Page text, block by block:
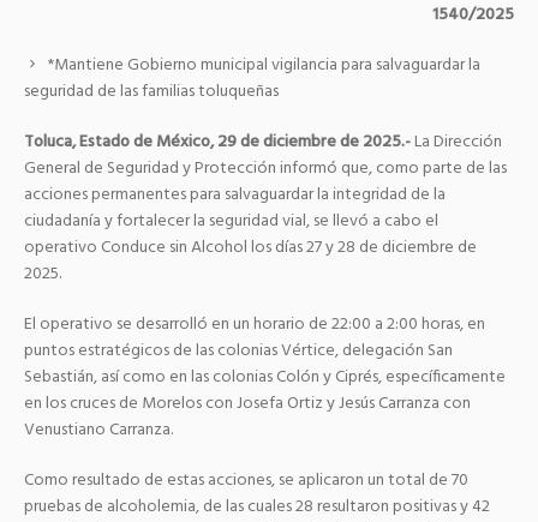
1540/2025
*Mantiene Gobierno municipal vigilancia para salvaguardar la
seguridad de las familias toluqueñas
Toluca, Estado de México, 29 de diciembre de 2025.-La Dirección
General de Seguridad y Protección informó que, como parte de las
acciones permanentes para salvaguardar la integridad de la
ciudadanía y fortalecer la seguridad vial, se llevó a cabo el
operativo Conduce sin Alcohol los días 27 y 28 de diciembre de
2025.
El operativo se desarrolló en un horario de 22:00 a 2:00 horas, en
puntos estratégicos de las colonias Vértice, delegación San
Sebastián, así como en las colonias Colón y Ciprés, específicamente
en los cruces de Morelos con Josefa Ortiz y Jesús Carranza con
Venustiano Carranza.
Como resultado de estas acciones, se aplicaron un total de 70
pruebas de alcoholemia, de las cuales 28 resultaron positivas y 42